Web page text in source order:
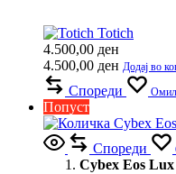
Totich
4.500,00 ден
4.500,00 ден Додај во
Спореди
Попуст
Спореди
Cybex Eos Lux